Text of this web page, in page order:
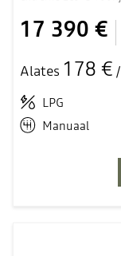
17 390 €
Alates 178 €
LPG
Manuaal